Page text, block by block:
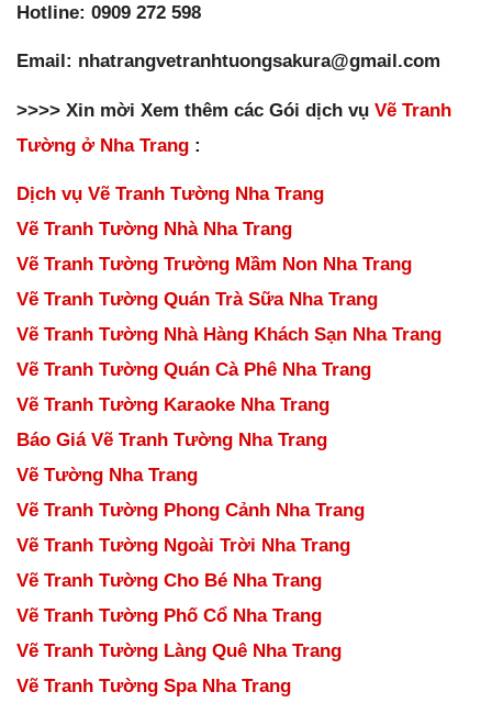
Hotline: 0909 272 598
Email: nhatrangvetranhtuongsakura@gmail.com
>>>> Xin mời Xem thêm các Gói dịch vụ Vẽ Tranh
Tường ở Nha Trang :
Dịch vụ Vẽ Tranh Tường Nha Trang
Vẽ Tranh Tường Nhà Nha Trang
Vẽ Tranh Tường Trường Mầm Non Nha Trang
Vẽ Tranh Tường Quán Trà Sữa Nha Trang
Vẽ Tranh Tường Nhà Hàng Khách Sạn Nha Trang
Vẽ Tranh Tường Quán Cà Phê Nha Trang
Vẽ Tranh Tường Karaoke Nha Trang
Báo Giá Vẽ Tranh Tường Nha Trang
Vẽ Tường Nha Trang
Vẽ Tranh Tường Phong Cảnh Nha Trang
Vẽ Tranh Tường Ngoài Trời Nha Trang
Vẽ Tranh Tường Cho Bé Nha Trang
Vẽ Tranh Tường Phố Cổ Nha Trang
Vẽ Tranh Tường Làng Quê Nha Trang
Vẽ Tranh Tường Spa Nha Trang